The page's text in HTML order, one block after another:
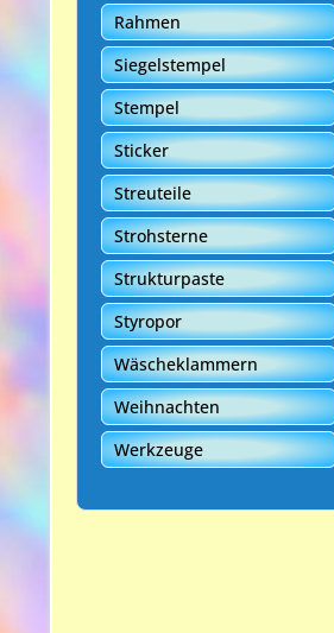
Rahmen
Siegelstempel
Stempel
Sticker
Streuteile
Strohsterne
Strukturpaste
Styropor
Wäscheklammern
Weihnachten
Werkzeuge